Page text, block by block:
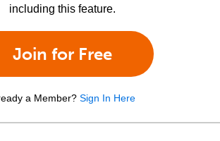
including this feature.
Join for Free
a Member? Sign In Here